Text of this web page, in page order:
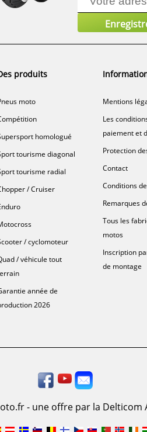
produits
moto
homologué
tourisme diagonal
tourisme radial
/ Cruiser
/ cyclomoteur
/ véhicule tout
année de
2026
Mentions
Les
paiement et
Protection
Contact
Conditions
Remarques
Tous les
motos
Inscription
de montage
- une offre par la Delticom